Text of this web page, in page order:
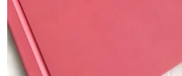
• Выбор цвета фона
• Загрузка фото и текста
Заказать